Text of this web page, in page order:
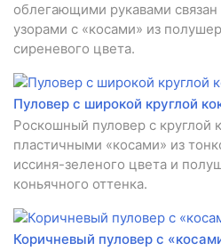
облегающими рукавами
узорами с «косами» из
сиреневого цвета.
Пуловер с широкой круглой
Роскошный пуловер с круглой
пластичными «косами» из
иссиня-зеленого цвета и
коньячного оттенка.
Коричневый пуловер с